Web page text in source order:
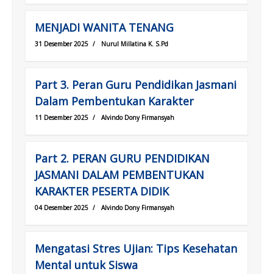
MENJADI WANITA TENANG
31 Desember 2025 / Nurul Millatina K. S.Pd
Part 3. Peran Guru Pendidikan Jasmani
Dalam Pembentukan Karakter
11 Desember 2025 / Alvindo Dony Firmansyah
Part 2. PERAN GURU PENDIDIKAN
JASMANI DALAM PEMBENTUKAN
KARAKTER PESERTA DIDIK
04 Desember 2025 / Alvindo Dony Firmansyah
Mengatasi Stres Ujian: Tips Kesehatan
Mental untuk Siswa